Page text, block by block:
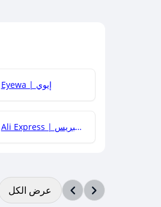
Eyewa | إيوي
Ali Express | علي إكسبريس
عرض الكل